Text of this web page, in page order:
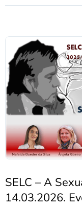
SELC – A
14.03.2026.